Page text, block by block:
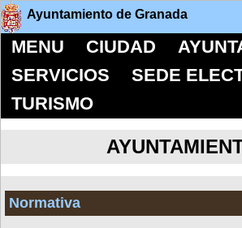
Ayuntamiento de Granada
MENU CIUDAD
SERVICIOS
SEDE
TURISMO
Normativa